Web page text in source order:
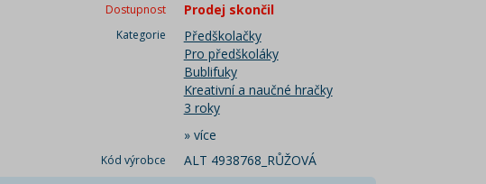
Dostupnost Prodej skončil
Kategorie
Předškolačky
Pro předškoláky
Bublifuky
Kreativní a naučné hračky
3 roky
» více
Kód výrobce
ALT 4938768_RŮŽOVÁ